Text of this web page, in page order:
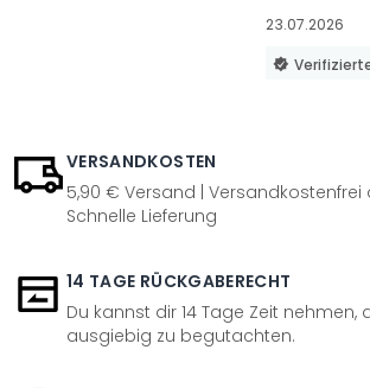
23.07.2026
VERSANDKOSTEN
5,90 € Versand | Versandkostenfrei
Schnelle Lieferung
14 TAGE RÜCKGABERECHT
Du kannst dir 14 Tage Zeit nehmen,
ausgiebig zu begutachten.